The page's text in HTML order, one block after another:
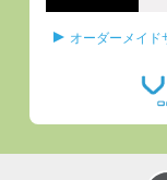
オーダーメイド